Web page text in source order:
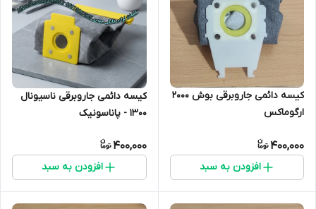
کیسه دائمی جاروبرقی بوش 2000
ارگوماکس
400,000
افزودن به سبد
کیسه دائمی جاروبرقی ناسیونال
1300 - پاناسونیک
400,000
افزودن به سبد